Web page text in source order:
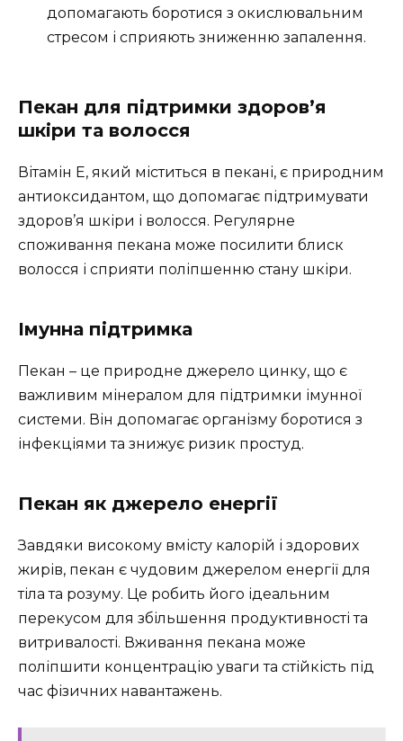
допомагають боротися з окислювальним
стресом і сприяють зниженню запалення.
Пекан для підтримки здоров’я
шкіри та волосся
Вітамін Е, який міститься в пекані, є природним
антиоксидантом, що допомагає підтримувати
здоров’я шкіри і волосся. Регулярне
споживання пекана може посилити блиск
волосся і сприяти поліпшенню стану шкіри.
Імунна підтримка
Пекан – це природне джерело цинку, що є
важливим мінералом для підтримки імунної
системи. Він допомагає організму боротися з
інфекціями та знижує ризик простуд.
Пекан як джерело енергії
Завдяки високому вмісту калорій і здорових
жирів, пекан є чудовим джерелом енергії для
тіла та розуму. Це робить його ідеальним
перекусом для збільшення продуктивності та
витривалості. Вживання пекана може
поліпшити концентрацію уваги та стійкість під
час фізичних навантажень.